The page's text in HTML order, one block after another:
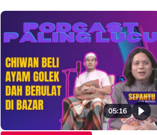
05:16